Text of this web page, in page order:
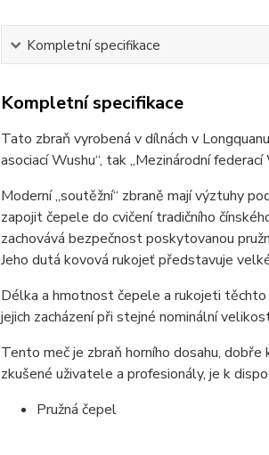
Kompletní specifikace
Kompletní specifikace
Tato zbraň vyrobená v dílnách v
asociací Wushu“, tak „Mezinárodní federací
Moderní „soutěžní“ zbraně mají výztuhy
zapojit čepele do cvičení tradičního
zachovává bezpečnost poskytovanou
Jeho dutá kovová rukojeť představuje
Délka a hmotnost čepele a rukojeti těchto
jejich zacházení při stejné nominální
Tento meč je zbraň horního dosahu,
zkušené uživatele a profesionály, je k
Pružná čepel